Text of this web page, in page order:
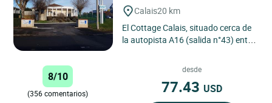
Calais20 km
El Cottage Calais, situado cerca de
la autopista A16 (salida n°43) entre
8/10
(356 comentarios)
desde
77.43 USD